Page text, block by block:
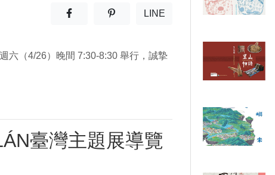
分享至facebook(另開新視窗)
分享至噗浪(另開新視窗)
LINE
六（4/26）晚間 7:30-8:30 舉行，誠摯
臺灣主題展導覽